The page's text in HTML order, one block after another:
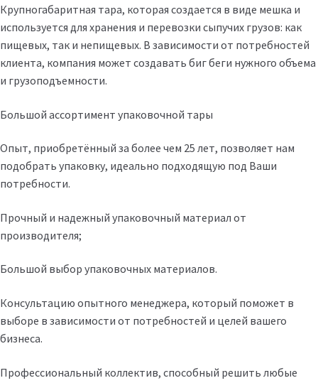
Крупногабаритная тара, которая создается в виде мешка и
используется для хранения и перевозки сыпучих грузов: как
пищевых, так и непищевых. В зависимости от потребностей
клиента, компания может создавать биг беги нужного объема
и грузоподъемности.
Большой ассортимент упаковочной тары
Опыт, приобретённый за более чем 25 лет, позволяет нам
подобрать упаковку, идеально подходящую под Ваши
потребности.
Прочный и надежный упаковочный материал от
производителя;
Большой выбор упаковочных материалов.
Консультацию опытного менеджера, который поможет в
выборе в зависимости от потребностей и целей вашего
бизнеса.
Профессиональный коллектив, способный решить любые